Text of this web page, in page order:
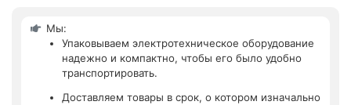
Мы:
Упаковываем электротехническое оборудование
надежно и компактно, чтобы его было удобно
транспортировать.
Доставляем товары в срок, о котором изначально